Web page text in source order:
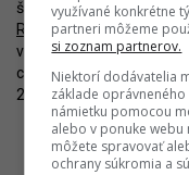
školou na Plickovej a
Račianskeho korza. Vo
v Krasňanoch,
chystajú novéŽivé
2026.
využívané konkrétne
partneri môžeme
si zoznam partnerov.
Niektorí dodávatelia
základe
námietku pomocou
alebo v ponuke
môžete spravovať
ochrany súkromia a